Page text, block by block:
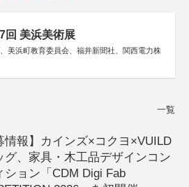
回 美浜美術展
美浜町教育委員会、福井新聞社、関西電力株
一覧
情報】カインズ×コクヨ×VUILD
グ、家具・木工品デザインコン
ション「CDM Digi Fab